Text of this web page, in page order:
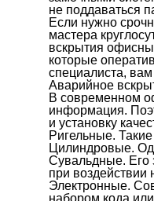
не поддаваться
Если нужно
мастера
вскрытия
которые
специалиста,
Аварийное
В современном
информация.
и установку
Ригельные.
Цилиндровые.
Сувальдные. Его
при воздействии
Электронные.
набором кода